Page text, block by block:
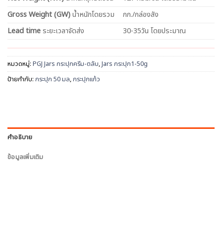
Gross Weight (GW)น้ำหนักโดยรวม
กก./กล่องลัง
Lead time ระยะเวลาจัดส่ง 30-35วัน โดยประมาณ
หมวดหมู่: PGJ Jars กระปุกครีม-ตลับ,Jars กระปุก1-50g
ป้ายกำกับ: กระปุก 50 มล,กระปุกแก้ว
คำอธิบาย
ข้อมูลเพิ่มเติม